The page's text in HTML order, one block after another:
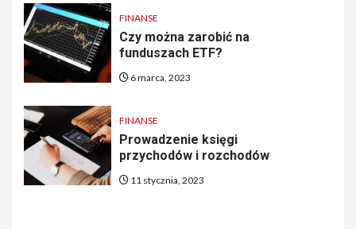
FINANSE
Czy można zarobić na
funduszach ETF?
6 marca, 2023
FINANSE
Prowadzenie księgi
przychodów i rozchodów
11 stycznia, 2023